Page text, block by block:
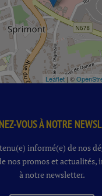
Leaflet| ©
VOUS À NOTRE
informé(e) de nos
nos promos et actualités,
à notre newsletter.